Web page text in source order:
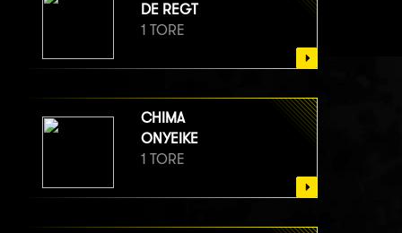
DE REGT
1 TORE
CHIMA
ONYEIKE
1 TORE